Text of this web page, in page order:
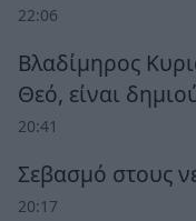
22:06
Βλαδίμηρος
Θεό, είναι
20:41
Σεβασμό στους
20:17